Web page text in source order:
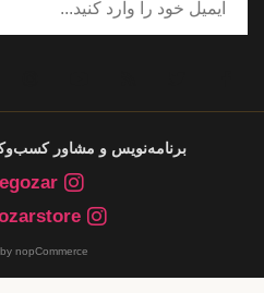
برنامه‌نویس و مشاور
nopCommerce